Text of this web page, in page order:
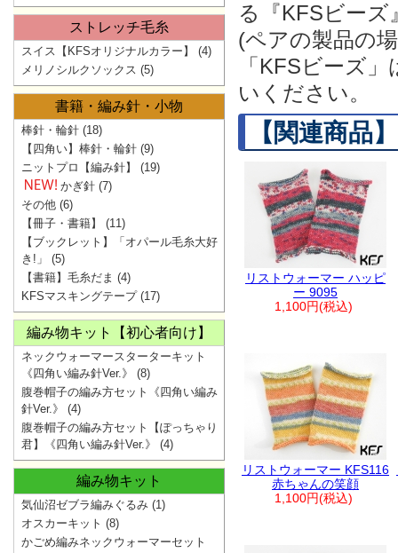
る『KFSビー
(ペアの製品の
「KFSビーズ
いください。
【関連商品】
リストウォーマー ハッピ
ー 9095
1,100円(税込)
リストウォーマー KFS116
赤ちゃんの笑顔
1,100円(税込)
ストレッチ毛糸
スイス【KFSオリジナルカラー】
(4)
メリノシルクソックス (5)
書籍・編み針・小物
棒針・輪針 (18)
【四角い】棒針・輪針 (9)
ニットプロ【編み針】
(19)
かぎ針 (7)
その他 (6)
【冊子・書籍】
(11)
【ブックレット】「オパール毛糸大好
き!」
(5)
【書籍】毛糸だま (4)
KFSマスキングテープ(17)
編み物キット【初心者向け】
ネックウォーマースターターキット
《四角い編み針Ver.》
(8)
腹巻帽子の編み方セット《四角い編み
針Ver.》
(4)
腹巻帽子の編み方セット【ぽっちゃり
君】《四角い編み針Ver.》
(4)
編み物キット
気仙沼ゼブラ編みぐるみ (1)
オスカーキット (8)
かごめ編みネックウォーマーセット